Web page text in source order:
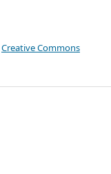
Creative Commons